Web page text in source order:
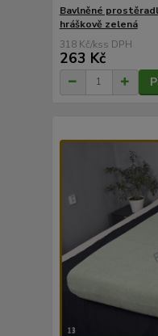
Bavlněné
hráškově zelená
318 Kč/ks
263 Kč